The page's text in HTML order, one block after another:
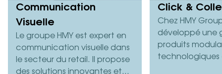
Communication
Visuelle
Le groupe HMY est expert en
communication visuelle dans
le secteur du retail. Il propose
des solutions innovantes et
Click &
Chez HMY
développé une
produits
technologiques